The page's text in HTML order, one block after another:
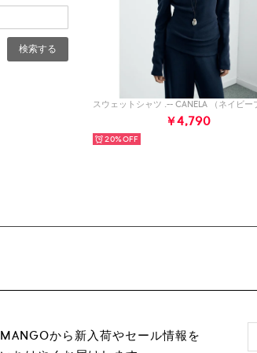
￥4,790
20%
MANGOから新入荷やセール情報を